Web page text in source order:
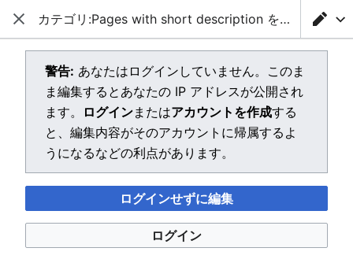
転生したらスライムだった件Wiki
「カテゴリ:Pages with short
description」を作成中
エディターを読み込んでいます。このメッセージが引き続
き表示される場合、ページを再読み込み
転生したらスライムだった件Wiki
閉じる カテゴリ:Pages with short description を
編集中
警告: あなたはログインしていません。このま
ま編集するとあなたの IP アドレスが公開され
ます。
ログインまたはアカウントを作成する
と、編集内容がそのアカウントに帰属するよ
うになるなどの利点があります。
ログインせずに編集
ログイン